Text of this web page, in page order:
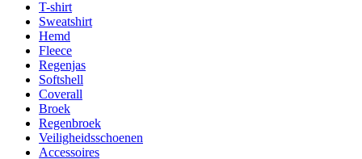
T-shirt
Sweatshirt
Hemd
Fleece
Regenjas
Softshell
Coverall
Broek
Regenbroek
Veiligheidsschoenen
Accessoires